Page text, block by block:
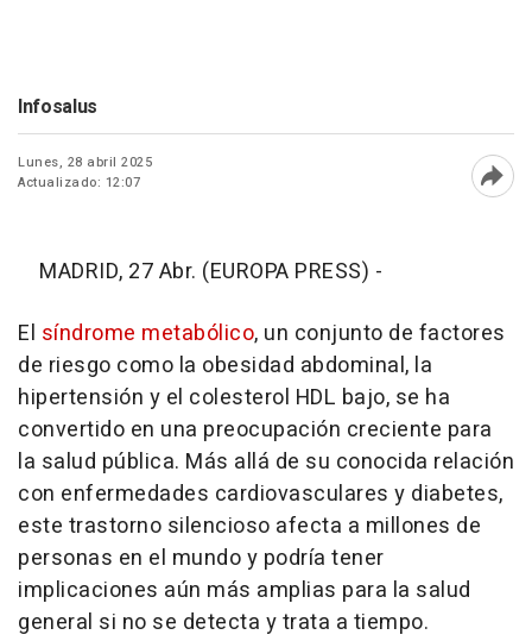
Infosalus
Lunes, 28 abril 2025
Actualizado: 12:07
MADRID, 27 Abr. (EUROPA PRESS) -
El síndrome metabólico, un conjunto de factores
de riesgo como la obesidad abdominal, la
hipertensión y el colesterol HDL bajo, se ha
convertido en una preocupación creciente para
la salud pública. Más allá de su conocida relación
con enfermedades cardiovasculares y diabetes,
este trastorno silencioso afecta a millones de
personas en el mundo y podría tener
implicaciones aún más amplias para la salud
general si no se detecta y trata a tiempo.